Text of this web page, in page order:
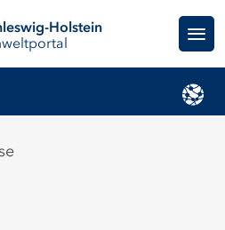
Holstein